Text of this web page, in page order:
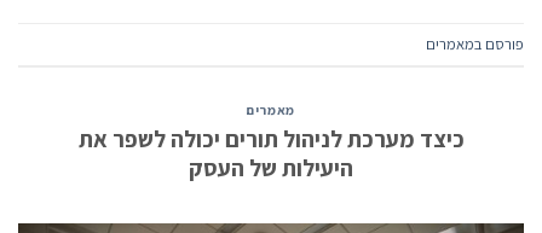
פורסם במאמרים
מאמרים
כיצד מערכת לניהול תורים יכולה לשפר את
היעילות של העסק